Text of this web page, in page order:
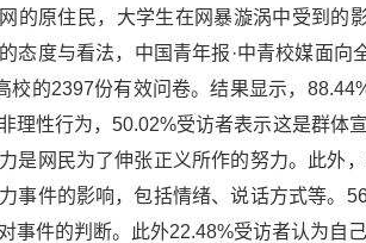
的原住民，大学生在网暴漩涡中受到的
态度与看法，中国青年报·中青校媒面向
校的2397份有效问卷。结果显示，
理性行为，50.02%受访者表示这是群体
是网民为了伸张正义所作的努力。此外
事件的影响，包括情绪、说话方式等。
事件的判断。此外22.48%受访者认为自